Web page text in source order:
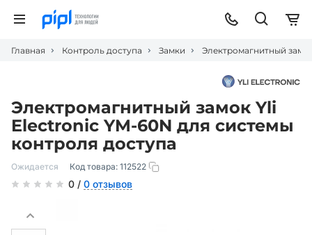
Главная Контроль доступа Замки Электромагнитный
Электромагнитный замок Yli
Electronic YM-60N для системы
контроля доступа
Ожидается Код товара: 112522
0 / 0 отзывов